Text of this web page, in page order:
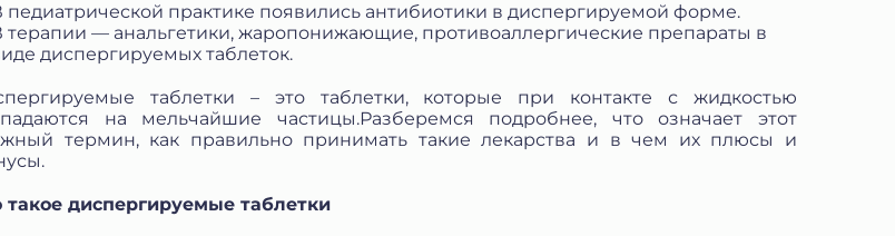
педиатрической практике появились антибиотики в диспергируемой форме.
терапии — анальгетики, жаропонижающие, противоаллергические препараты в
диспергируемых таблеток.
таблетки – это таблетки, которые при контакте с жидкостью
на мельчайшие частицы.Разберемся подробнее, что означает этот
термин, как правильно принимать такие лекарства и в чем их плюсы и
такое диспергируемые таблетки
отзыв», я даю свое согласие на обработку моих
соответствии с Федеральным законом от 27.07.2006 года
данных», на условиях и для целей, определенных в
на обработку персональных данных *